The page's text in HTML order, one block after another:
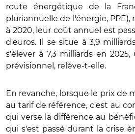
route énergétique de la
pluriannuelle de l'énergie, PPE),
à 2020, leur coût annuel est
d'euros. Il se situe à 3,9
s'élever à 7,3 milliards en
prévisionnel, relève-t-elle.
En revanche, lorsque le prix de
au tarif de référence, c'est au
qui verse la différence au
qui s'est passé durant la crise